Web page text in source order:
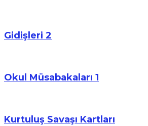
Gidişleri 2
Okul Müsabakaları 1
Kurtuluş Savaşı Kartları